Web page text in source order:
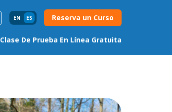
EN ES Reserva un Curso
Clase De Prueba En Línea Gratuita